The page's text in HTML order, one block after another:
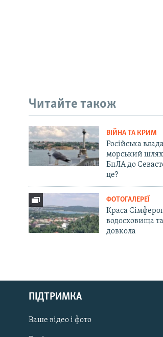
Русский
Qırımtatar
ДОЛУЧАЙСЯ!
Читайте також
ВІЙНА ТА КРИМ
Російська
морський
БпЛА до
це?
ФОТОГАЛЕРЕЇ
Краса
водосховища
довкола
ПІДТРИМКА
Ваше відео і фото